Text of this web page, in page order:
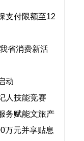
支付限额至12
省消费新活
动
人技能竞赛
务赋能文旅产
万元并享贴息